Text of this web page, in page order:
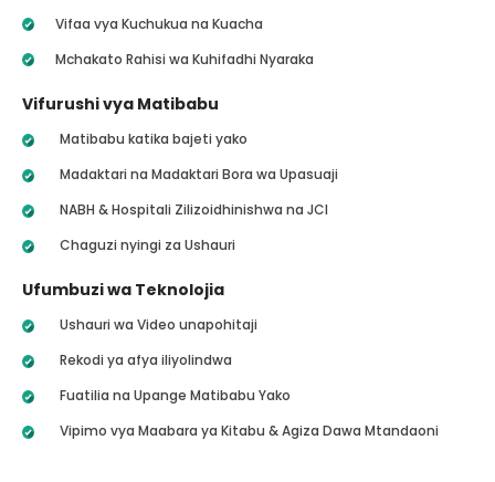
Vifaa vya Kuchukua na Kuacha
Mchakato Rahisi wa Kuhifadhi Nyaraka
Vifurushi vya Matibabu
Matibabu katika bajeti yako
Madaktari na Madaktari Bora wa Upasuaji
NABH & Hospitali Zilizoidhinishwa na JCI
Chaguzi nyingi za Ushauri
Ufumbuzi wa Teknolojia
Ushauri wa Video unapohitaji
Rekodi ya afya iliyolindwa
Fuatilia na Upange Matibabu Yako
Vipimo vya Maabara ya Kitabu & Agiza Dawa Mtandaoni